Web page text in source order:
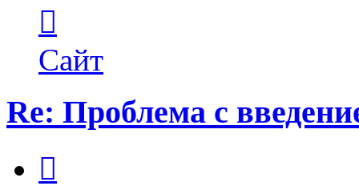
пользователя
Shadow
Сайт
Re: Проблема с